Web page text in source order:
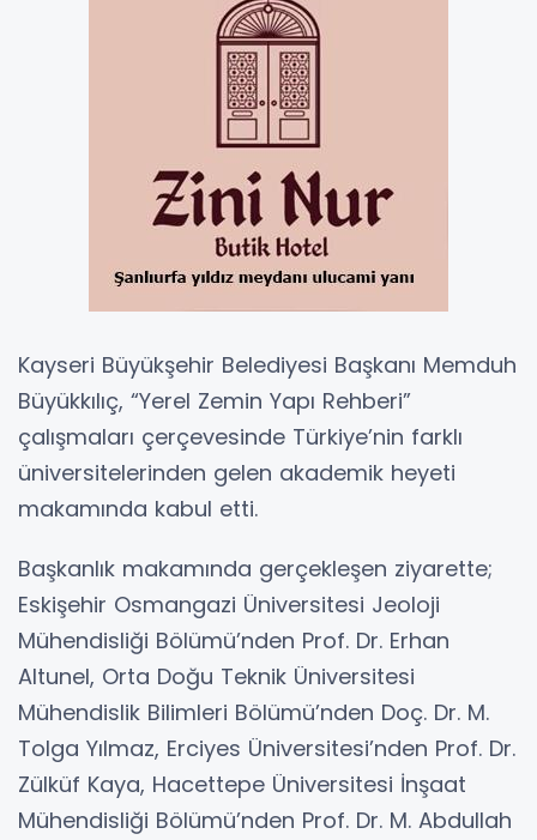
Kayseri Büyükşehir Belediyesi Başkanı Memduh
Büyükkılıç, “Yerel Zemin Yapı Rehberi”
çalışmaları çerçevesinde Türkiye’nin farklı
üniversitelerinden gelen akademik heyeti
makamında kabul etti.
Başkanlık makamında gerçekleşen ziyarette;
Eskişehir Osmangazi Üniversitesi Jeoloji
Mühendisliği Bölümü’nden Prof. Dr. Erhan
Altunel, Orta Doğu Teknik Üniversitesi
Mühendislik Bilimleri Bölümü’nden Doç. Dr. M.
Tolga Yılmaz, Erciyes Üniversitesi’nden Prof. Dr.
Zülküf Kaya, Hacettepe Üniversitesi İnşaat
Mühendisliği Bölümü’nden Prof. Dr. M. Abdullah